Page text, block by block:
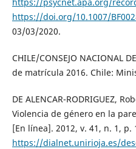
https://doi.org/10.1007/
03/03/2020.
CHILE/CONSEJO NACIONAL
de matrícula 2016. Chile:
DE ALENCAR-RODRIGUEZ,
Violencia de género en la
[En línea]. 2012, v. 41, n. 1,
https://dialnet.unirioja.es/